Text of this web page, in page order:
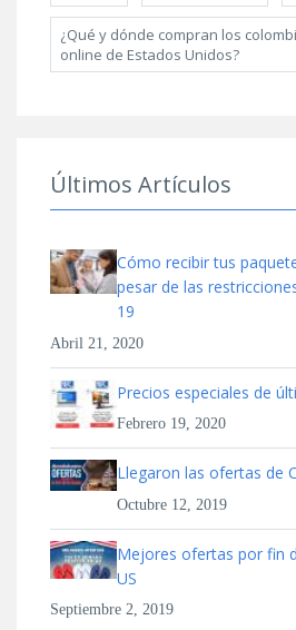
¿Qué y dónde compran los
online de Estados Unidos?
Últimos Artículos
Cómo recibir tus
pesar de las
19
Abril 21, 2020
Precios especiales de
Febrero 19, 2020
Llegaron las ofertas de
Octubre 12, 2019
Mejores ofertas por fin
US
Septiembre 2, 2019